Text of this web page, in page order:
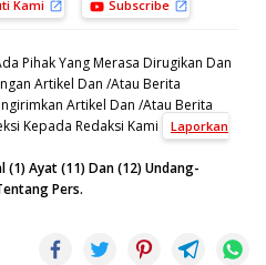
Kami Subscribe
Pihak Yang Merasa Dirugikan Dan
Artikel Dan /Atau Berita
Artikel Dan /Atau Berita
Kepada Redaksi Kami
Laporkan
(1) Ayat (11) Dan (12) Undang-
Pers.